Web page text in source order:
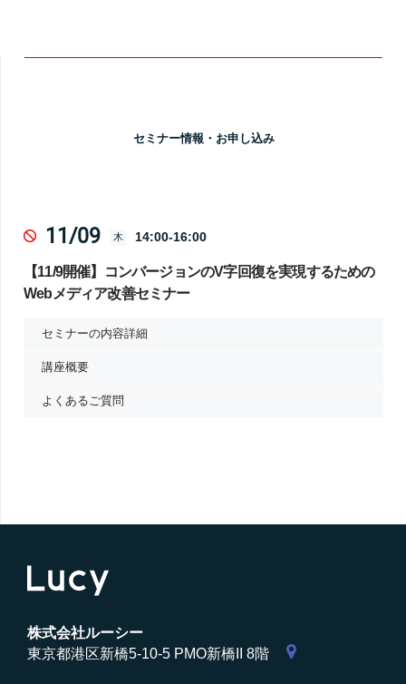
セミナー情報・お申し込み
11/09 木 14:00-16:00
【11/9開催】コンバージョンのV字回復を実現するための
Webメディア改善セミナー
セミナーの内容詳細
講座概要
よくあるご質問
株式会社ルーシー
東京都港区新橋5-10-5 PMO新橋II 8階